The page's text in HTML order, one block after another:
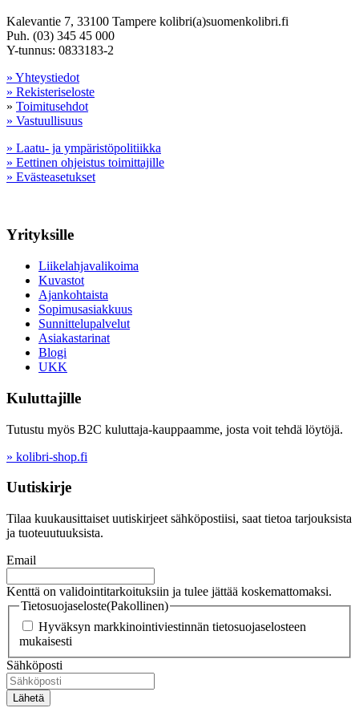
Kalevantie 7, 33100 Tampere kolibri(a)suomenkolibri.fi
Puh. (03) 345 45 000
Y-tunnus: 0833183-2
» Yhteystiedot
» Rekisteriseloste
» Toimitusehdot
» Vastuullisuus
» Laatu- ja ympäristöpolitiikka
» Eettinen ohjeistus toimittajille
» Evästeasetukset
Yrityksille
Liikelahjavalikoima
Kuvastot
Ajankohtaista
Sopimusasiakkuus
Sunnittelupalvelut
Asiakastarinat
Blogi
UKK
Kuluttajille
Tutustu myös B2C kuluttaja-kauppaamme, josta voit tehdä löytöjä.
» kolibri-shop.fi
Uutiskirje
Tilaa kuukausittaiset uutiskirjeet sähköpostiisi, saat tietoa tarjouksista
ja tuoteuutuuksista.
Email
Kenttä on validointitarkoituksiin ja tulee jättää koskemattomaksi.
Tietosuojaseloste(Pakollinen)
Hyväksyn markkinointiviestinnän tietosuojaselosteen
mukaisesti
Sähköposti